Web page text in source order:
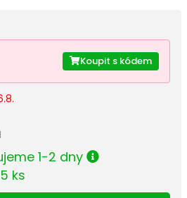
Koupit s kódem
1-2 dny
ks